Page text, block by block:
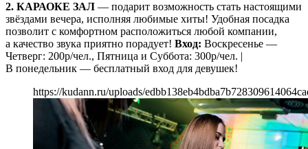
2. КАРАОКЕ ЗАЛ — подарит возможность стать настоящими
звёздами вечера, исполняя любимые хиты! Удобная посадка
позволит с комфортном расположиться любой компании,
а качество звука приятно порадует! Вход: Воскресенье —
Четверг: 200р/чел., Пятница и Суббота: 300р/чел. |
В понедельник — бесплатный вход для девушек!
https://kudann.ru/uploads/